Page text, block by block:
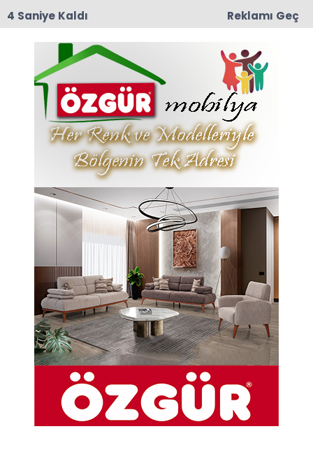
12:57
Belgeseli: 9 Ağustos Pazar Günü Yayında!
Anasayfa TAŞOVA
Eğitimci-Yazar Recep
Seyhan’ın İsmi Görev
Yaptığı Okulda Açılan
Kütüphanede Yaşatılacak
09-06-2026 16:10
Abone Ol
Reklamı Geç
3 Saniye Kaldı